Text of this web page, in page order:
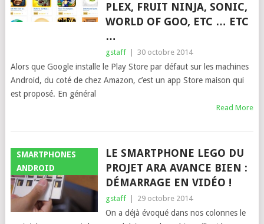
PLEX, FRUIT NINJA, SONIC,
WORLD OF GOO, ETC … ETC
…
gstaff 30 octobre 2014
Alors que Google installe le Play Store par défaut sur les machines
Android, du coté de chez Amazon, c’est un app Store maison qui
est proposé. En général
Read More
SMARTPHONES
ANDROID
LE SMARTPHONE LEGO DU
PROJET ARA AVANCE BIEN :
DÉMARRAGE EN VIDÉO !
gstaff 29 octobre 2014
On a déjà évoqué dans nos colonnes le